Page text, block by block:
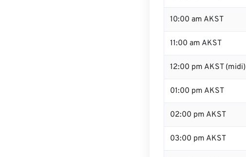
10:00 am AKST
11:00 am AKST
12:00 pm AKST (midi)
01:00 pm AKST
02:00 pm AKST
03:00 pm AKST